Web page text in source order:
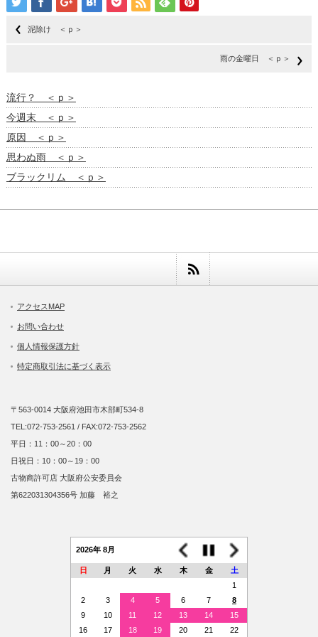
泥除け ＜ｐ＞
雨の金曜日 ＜ｐ＞
流行？ ＜ｐ＞
今週末 ＜ｐ＞
原因 ＜ｐ＞
思わぬ雨 ＜ｐ＞
ブラックリム ＜ｐ＞
アクセスMAP
お問い合わせ
個人情報保護方針
特定商取引法に基づく表示
〒563-0014 大阪府池田市木部町534-8
TEL:072-753-2561 / FAX:072-753-2562
平日：11：00～20：00
日祝日：10：00～19：00
古物商許可店 大阪府公安委員会
第622031304356号 加藤 裕之
2026年 8月
日 月 火 水 木 金
土
1
2
3 4 5 6 7
8
9
10 11 12 13 14
15
16
17 18 19 20 21 22